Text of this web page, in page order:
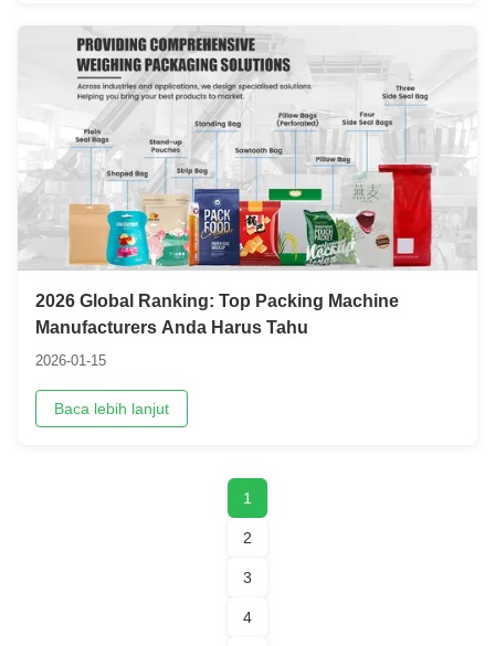
2026 Global Ranking: Top Packing Machine
Manufacturers Anda Harus Tahu
2026-01-15
Baca lebih lanjut
1
2
3
4